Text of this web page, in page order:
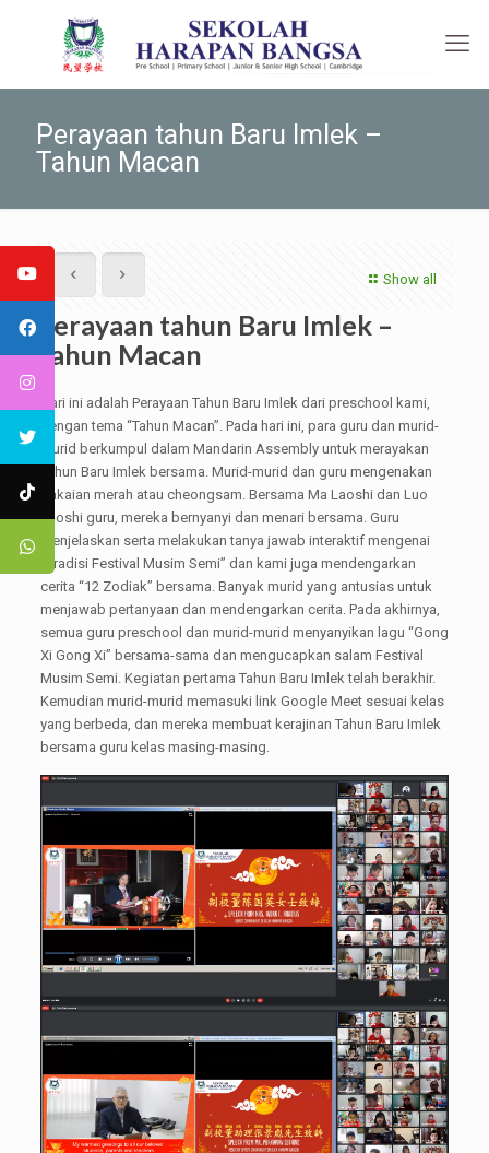
Perayaan tahun Baru Imlek –
Tahun Macan
Show all
Perayaan tahun Baru Imlek –
Tahun Macan
Hari ini adalah Perayaan Tahun Baru Imlek dari preschool kami,
dengan tema “Tahun Macan”. Pada hari ini, para guru dan murid-
murid berkumpul dalam Mandarin Assembly untuk merayakan
Tahun Baru Imlek bersama. Murid-murid dan guru mengenakan
pakaian merah atau cheongsam. Bersama Ma Laoshi dan Luo
Laoshi guru, mereka bernyanyi dan menari bersama. Guru
menjelaskan serta melakukan tanya jawab interaktif mengenai
“Tradisi Festival Musim Semi” dan kami juga mendengarkan
cerita “12 Zodiak” bersama. Banyak murid yang antusias untuk
menjawab pertanyaan dan mendengarkan cerita. Pada akhirnya,
semua guru preschool dan murid-murid menyanyikan lagu “Gong
Xi Gong Xi” bersama-sama dan mengucapkan salam Festival
Musim Semi. Kegiatan pertama Tahun Baru Imlek telah berakhir.
Kemudian murid-murid memasuki link Google Meet sesuai kelas
yang berbeda, dan mereka membuat kerajinan Tahun Baru Imlek
bersama guru kelas masing-masing.